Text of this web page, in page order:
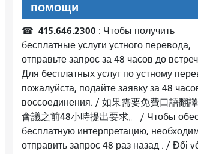
помощи
☎ 415.646.2300 : Чтобы получить
бесплатные услуги устного перевода,
отправьте запрос за 48 часов до
Для бесплатных услуг по устному
пожалуйста, подайте заявку за 48
воссоединения. / 如果需要免費口語翻
會議之前48小時提出要求。 / Чтобы
бесплатную интерпретацию,
отправить запрос 48 раз назад. / Đối